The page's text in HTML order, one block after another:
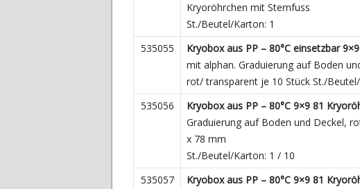
Kryoröhrchen mit Sternfuss
St./Beutel/Karton: 1
535055 Kryobox aus PP – 80°C einsetzbar
mit alphan. Graduierung auf Boden
rot/ transparent je 10 Stück St./
535056 Kryobox aus PP – 80°C 9×9 81
Graduierung auf Boden und Deckel,
x 78 mm
St./Beutel/Karton: 1 / 10
535057 Kryobox aus PP – 80°C 9×9 81